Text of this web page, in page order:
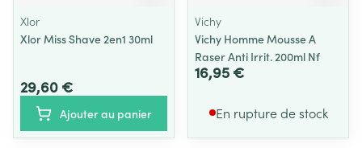
Xlor
Xlor Miss Shave 2en1 30ml
29,60 €
Ajouter au panier
Vichy
Vichy Homme Mousse A
Raser Anti Irrit. 200ml Nf
16,95 €
En rupture de stock